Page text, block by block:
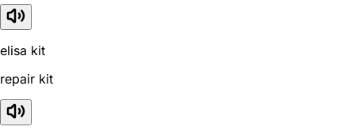
elisa kit
repair kit